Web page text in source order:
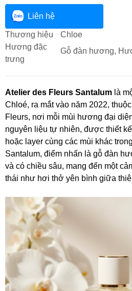
Liên hệ
Thương hiệu
Chloe
Hương đặc
trưng
Gỗ đàn hương,
Atelier des Fleurs Santalum là
Chloé, ra mắt vào năm 2022,
Fleurs, nơi mỗi mùi hương đại
nguyên liệu tự nhiên, được thiết
hoặc layer cùng các mùi khác
Santalum, điểm nhấn là gỗ đàn
và có chiều sâu, mang đến một
thái như hơi thở yên bình giữa